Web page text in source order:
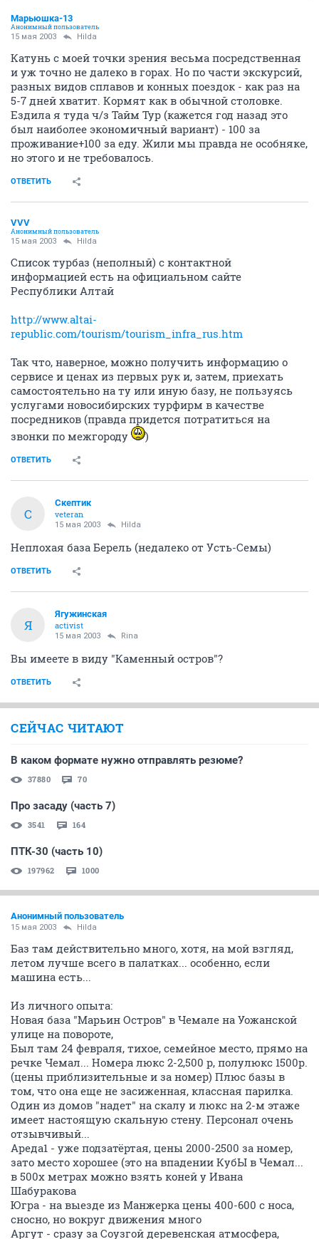
Марьюшка-13
Анонимный пользователь
15 мая 2003 Hilda
Катунь с моей точки зрения весьма посредственная
и уж точно не далеко в горах. Но по части экскурсий,
разных видов сплавов и конных поездок - как раз на
5-7 дней хватит. Кормят как в обычной столовке.
Ездила я туда ч/з Тайм Тур (кажется год назад это
был наиболее экономичный вариант) - 100 за
проживание+100 за еду. Жили мы правда не особняке,
но этого и не требовалось.
ОТВЕТИТЬ
VVV
Анонимный пользователь
15 мая 2003 Hilda
Список турбаз (неполный) с контактной
информацией есть на официальном сайте
Республики Алтай
http://www.altai-
republic.com/tourism/tourism_infra_rus.htm
Так что, наверное, можно получить информацию о
сервисе и ценах из первых рук и, затем, приехать
самостоятельно на ту или иную базу, не пользуясь
услугами новосибирских турфирм в качестве
посредников (правда придется потратиться на
звонки по межгороду
)
ОТВЕТИТЬ
С
Скептик
veteran
15 мая 2003 Hilda
Неплохая база Берель (недалеко от Усть-Семы)
ОТВЕТИТЬ
Я
Ягужинская
activist
15 мая 2003 Rina
Вы имеете в виду "Каменный остров"?
ОТВЕТИТЬ
СЕЙЧАС ЧИТАЮТ
В каком формате нужно отправлять резюме?
37880 70
Про засаду (часть 7)
3541 164
ПТК-30 (часть 10)
197962 1000
Анонимный пользователь
15 мая 2003 Hilda
Баз там действительно много, хотя, на мой взгляд,
летом лучше всего в палатках... особенно, если
машина есть...
Из личного опыта:
Новая база "Марьин Остров" в Чемале на Уожанской
улице на повороте,
Был там 24 февраля, тихое, семейное место, прямо на
речке Чемал... Номера люкс 2-2,500 р, полулюкс 1500р.
(цены приблизительные и за номер) Плюс базы в
том, что она еще не засиженная, классная парилка.
Один из домов "надет" на скалу и люкс на 2-м этаже
имеет настоящую скальную стену. Персонал очень
отзывчивый...
Ареда1 - уже подзатёртая, цены 2000-2500 за номер,
зато место хорошее (это на впадении КубЫ в Чемал...
в 500х метрах можно взять коней у Ивана
Шабуракова
Югра - на выезде из Манжерка цены 400-600 с носа,
сносно, но вокруг движения много
Аргут - сразу за Соузгой деревенская атмосфера,